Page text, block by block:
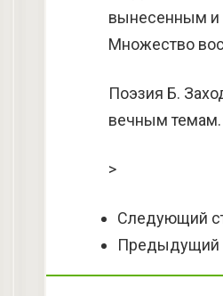
вынесенным и
Множество
Поэзия Б.
вечным темам.
>
Следующий
Предыдущий